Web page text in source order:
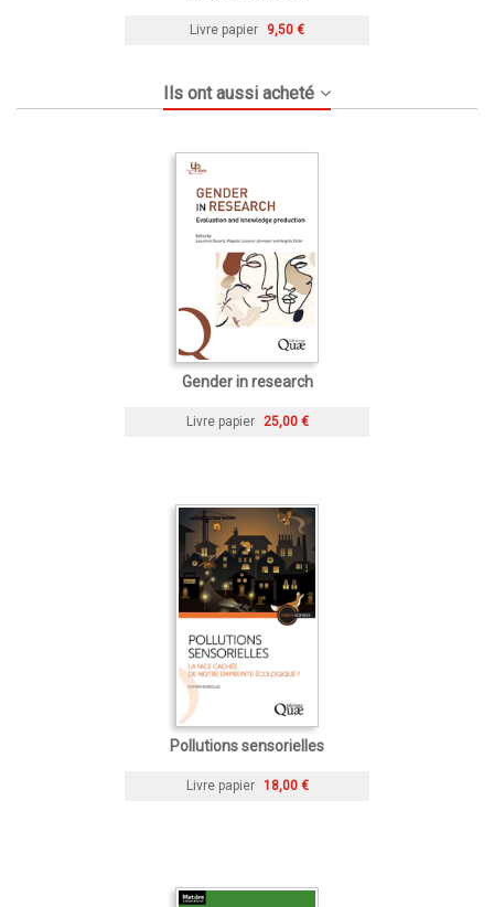
Livre papier 9,50 €
Ils ont aussi acheté
Gender in research
Livre papier 25,00 €
Pollutions sensorielles
Livre papier 18,00 €